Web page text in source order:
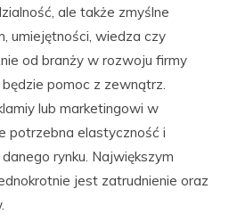
ale także zmyślne
umiejętności, wiedza czy
od branży w rozwoju firmy
pomoc z zewnątrz.
lub marketingowi w
potrzebna elastyczność i
rynku. Największym
jest zatrudnienie oraz